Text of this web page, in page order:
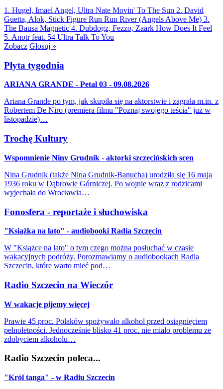
1. Hugel, Imael Angel, Ultra Nate Movin' To The Sun 2. David
Guetta, Alok, Stick Figure Run Run River (Angels Above Me) 3.
The Bausa Magnetic 4. Dubdogz, Fezzo, Zaark How Does It Feel
5. Anotr feat. 54 Ultra Talk To You
Zobacz Głosuj »
Płyta tygodnia
ARIANA GRANDE - Petal 03 - 09.08.2026
Ariana Grande po tym, jak skupiła się na aktorstwie i zagrała m.in. z
Robertem De Niro (premiera filmu "Poznaj swojego teścia" już w
listopadzie)…
Trochę Kultury
Wspomnienie Niny Grudnik - aktorki szczecińskich scen
Nina Grudnik (także Nina Grudnik-Banucha) urodziła się 16 maja
1936 roku w Dąbrowie Górniczej. Po wojnie wraz z rodzicami
wyjechała do Wrocławia…
Fonosfera - reportaże i słuchowiska
"Książka na lato" - audiobooki Radia Szczecin
W "Książce na lato" o tym czego można posłuchać w czasie
wakacyjnych podróży. Porozmawiamy o audiobookach Radia
Szczecin, które warto mieć pod…
Radio Szczecin na Wieczór
W wakacje pijemy więcej
Prawie 45 proc. Polaków spożywało alkohol przed osiągnięciem
pełnoletności. Jednocześnie blisko 41 proc. nie miało problemu ze
zdobyciem alkoholu…
Radio Szczecin poleca...
"Król tanga" - w Radiu Szczecin